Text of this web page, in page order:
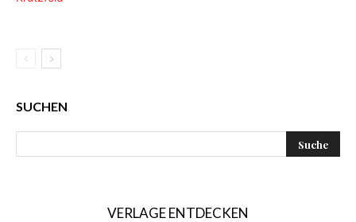
SUCHEN
VERLAGE ENTDECKEN